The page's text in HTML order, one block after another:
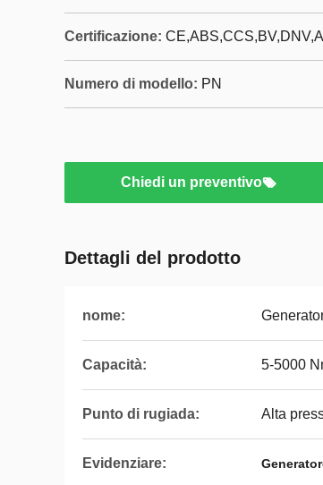
Certificazione:
Numero di modello: PN
Chiedi un preventivo
Dettagli del prodotto
nome:
Capacità: 5-5000
Punto di rugiada: Alta
Evidenziare: